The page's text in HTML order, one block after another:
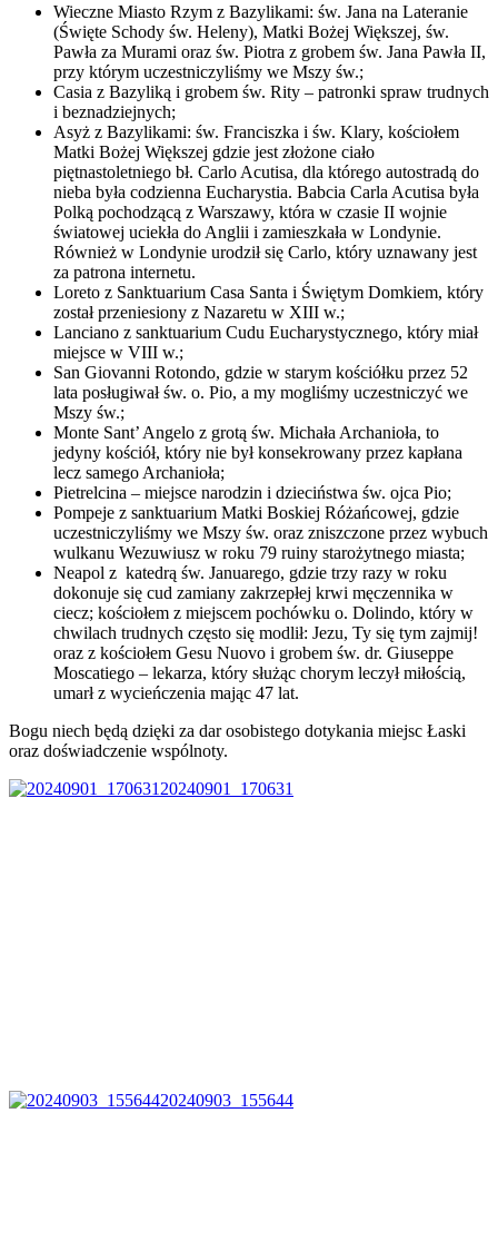
Wieczne Miasto Rzym z Bazylikami: św. Jana na Lateranie
(Święte Schody św. Heleny), Matki Bożej Większej, św.
Pawła za Murami oraz św. Piotra z grobem św. Jana Pawła II,
przy którym uczestniczyliśmy we Mszy św.;
Casia z Bazyliką i grobem św. Rity – patronki spraw trudnych
i beznadziejnych;
Asyż z Bazylikami: św. Franciszka i św. Klary, kościołem
Matki Bożej Większej gdzie jest złożone ciało
piętnastoletniego bł. Carlo Acutisa, dla którego autostradą do
nieba była codzienna Eucharystia. Babcia Carla Acutisa była
Polką pochodzącą z Warszawy, która w czasie II wojnie
światowej uciekła do Anglii i zamieszkała w Londynie.
Również w Londynie urodził się Carlo, który uznawany jest
za patrona internetu.
Loreto z Sanktuarium Casa Santa i Świętym Domkiem, który
został przeniesiony z Nazaretu w XIII w.;
Lanciano z sanktuarium Cudu Eucharystycznego, który miał
miejsce w VIII w.;
San Giovanni Rotondo, gdzie w starym kościółku przez 52
lata posługiwał św. o. Pio, a my mogliśmy uczestniczyć we
Mszy św.;
Monte Sant’ Angelo z grotą św. Michała Archanioła, to
jedyny kościół, który nie był konsekrowany przez kapłana
lecz samego Archanioła;
Pietrelcina – miejsce narodzin i dzieciństwa św. ojca Pio;
Pompeje z sanktuarium Matki Boskiej Różańcowej, gdzie
uczestniczyliśmy we Mszy św. oraz zniszczone przez wybuch
wulkanu Wezuwiusz w roku 79 ruiny starożytnego miasta;
Neapol z katedrą św. Januarego, gdzie trzy razy w roku
dokonuje się cud zamiany zakrzepłej krwi męczennika w
ciecz; kościołem z miejscem pochówku o. Dolindo, który w
chwilach trudnych często się modlił: Jezu, Ty się tym zajmij!
oraz z kościołem Gesu Nuovo i grobem św. dr. Giuseppe
Moscatiego – lekarza, który służąc chorym leczył miłością,
umarł z wycieńczenia mając 47 lat.
Bogu niech będą dzięki za dar osobistego dotykania miejsc Łaski
oraz doświadczenie wspólnoty.
20240901_170631
20240903_155644